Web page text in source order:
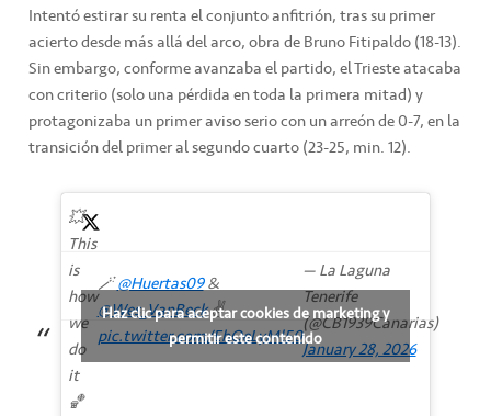
Intentó estirar su renta el conjunto anfitrión, tras su primer
acierto desde más allá del arco, obra de Bruno Fitipaldo (18-13).
Sin embargo, conforme avanzaba el partido, el Trieste atacaba
con criterio (solo una pérdida en toda la primera mitad) y
protagonizaba un primer aviso serio con un arreón de 0-7, en la
transición del primer al segundo cuarto (23-25, min. 12).
💥
This
is
how
we
do
it
🏀
🪄@Huertas09&
@Wes_VanBeck✌️
pic.twitter.com/EhOeLyMl50
— La Laguna
Tenerife
(@CB1939Canarias)
January 28, 2026
Haz clic para aceptar cookies de marketing y
permitir este contenido